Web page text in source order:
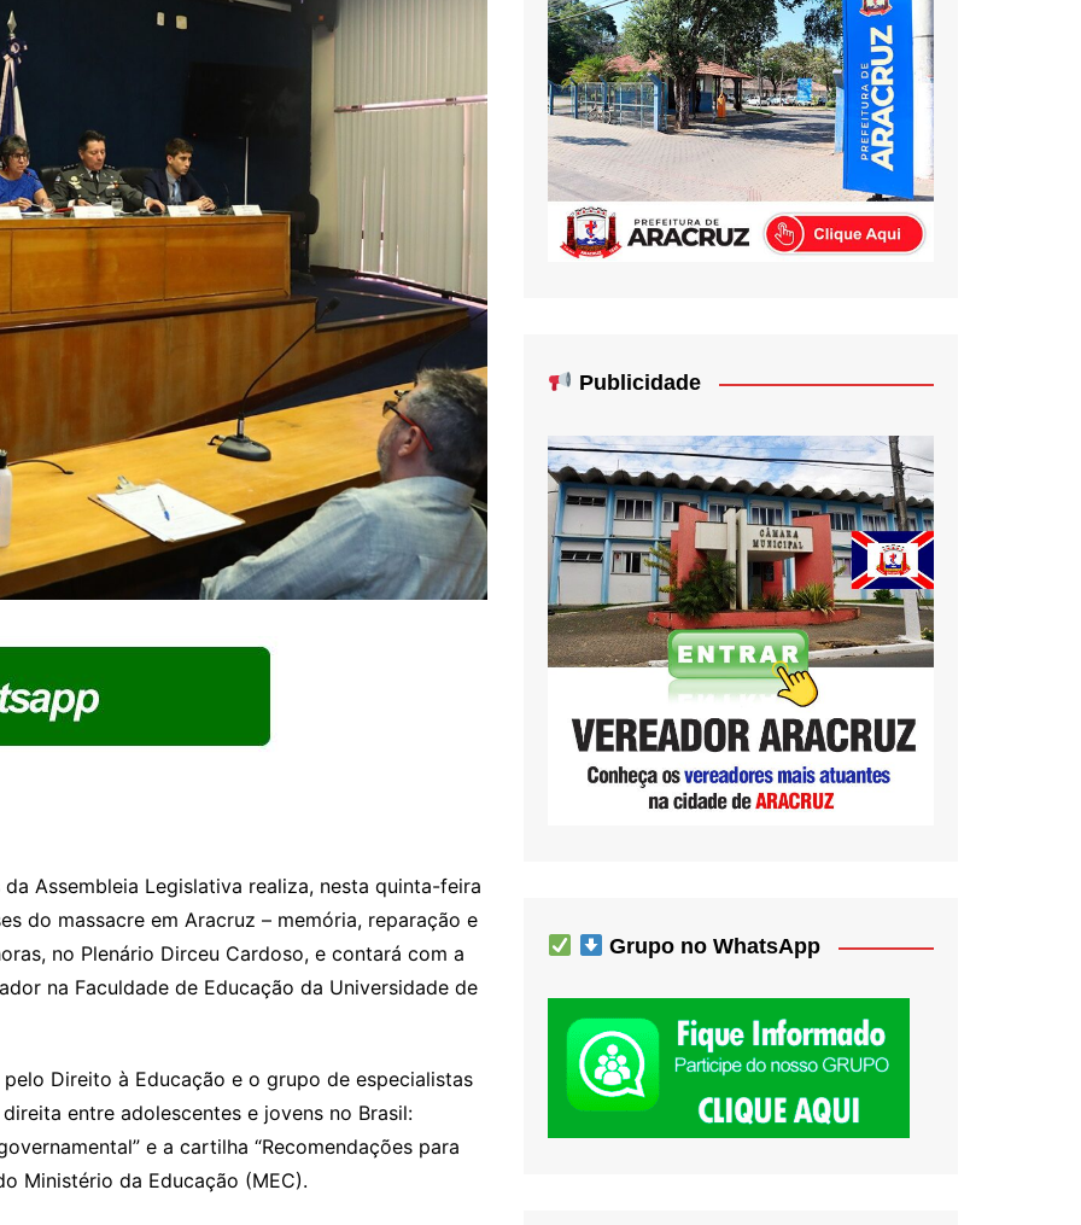
Assembleia Legislativa realiza, nesta quinta-feira
do massacre em Aracruz – memória, reparação e
no Plenário Dirceu Cardoso, e contará com a
na Faculdade de Educação da Universidade de
Direito à Educação e o grupo de especialistas
entre adolescentes e jovens no Brasil:
e a cartilha “Recomendações para
Ministério da Educação (MEC).
Publicidade
Grupo no WhatsApp